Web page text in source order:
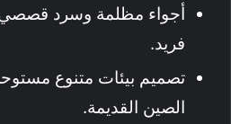
أجواء مظلمة وسرد
فريد.
تصميم بيئات متنوع
الصين القديمة.